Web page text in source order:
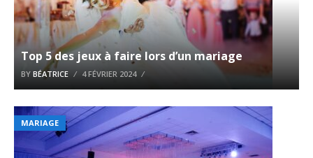
Top 5 des jeux à faire lors d’un mariage
BY BÉATRICE 4 FÉVRIER 2024
MARIAGE